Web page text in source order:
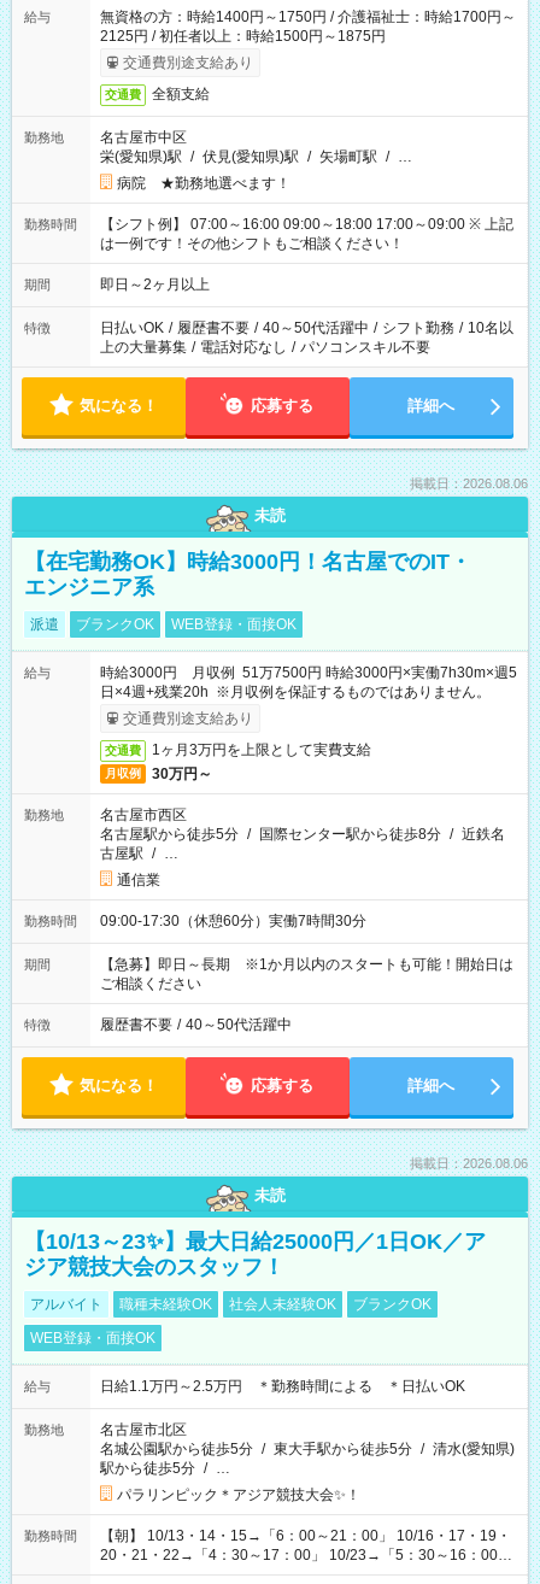
給与
無資格の方：時給1400円～1750円 / 介護福祉士：時給1700円～
2125円 / 初任者以上：時給1500円～1875円
交通費別途支給あり
交通費 全額支給
勤務地
名古屋市中区
栄(愛知県)駅 / 伏見(愛知県)駅 / 矢場町駅 / …
病院 ★勤務地選べます！
勤務時間
【シフト例】 07:00～16:00 09:00～18:00 17:00～09:00 ※ 上記
は一例です！その他シフトもご相談ください！
期間 即日～2ヶ月以上
特徴 日払いOK / 履歴書不要 / 40～50代活躍中 / シフト勤務 / 10名以
上の大量募集 / 電話対応なし / パソコンスキル不要
気になる！ 応募する 詳細へ
掲載日：2026.08.06
未読
【在宅勤務OK】時給3000円！名古屋でのIT・
エンジニア系
派遣 ブランクOK WEB登録・面接OK
給与
時給3000円 月収例 51万7500円 時給3000円×実働7h30m×週5
日×4週+残業20h ※月収例を保証するものではありません。
交通費別途支給あり
交通費 1ヶ月3万円を上限として実費支給
月収例 30万円～
勤務地
名古屋市西区
名古屋駅から徒歩5分 / 国際センター駅から徒歩8分 / 近鉄名
古屋駅 / …
通信業
勤務時間 09:00-17:30（休憩60分）実働7時間30分
期間
【急募】即日～長期 ※1か月以内のスタートも可能！開始日は
ご相談ください
特徴 履歴書不要 / 40～50代活躍中
気になる！ 応募する 詳細へ
掲載日：2026.08.06
未読
【10/13～23✨】最大日給25000円／1日OK／ア
ジア競技大会のスタッフ！
アルバイト 職種未経験OK 社会人未経験OK
ブランクOK
WEB登録・面接OK
給与 日給1.1万円～2.5万円 ＊勤務時間による ＊日払いOK
勤務地
名古屋市北区
名城公園駅から徒歩5分 / 東大手駅から徒歩5分 / 清水(愛知県)
駅から徒歩5分 / …
パラリンピック＊アジア競技大会✨！
勤務時間
【朝】 10/13・14・15→「6：00～21：00」 10/16・17・19・
20・21・22→「4：30～17：00」 10/23→「5：30～16：00」
【夕方】 10/16・17・19～21→「17：00～26：00」